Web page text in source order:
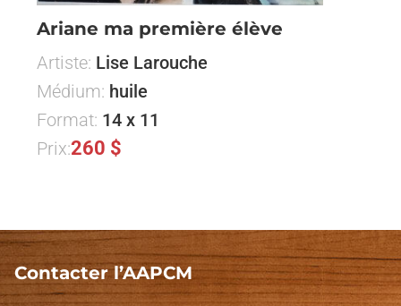
Ariane ma première élève
Artiste: Lise Larouche
Médium: huile
Format: 14 x 11
Prix:260 $
Contacter l’AAPCM